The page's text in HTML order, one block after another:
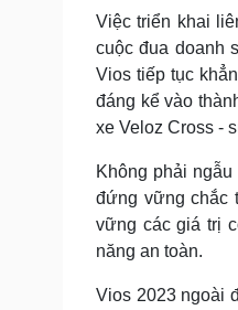
Việc triển khai
cuộc đua doanh
Vios tiếp tục
đáng kể vào
xe Veloz Cross -
Không phải
đứng vững chắc
vững các giá trị
năng an toàn.
Vios 2023 ngoài